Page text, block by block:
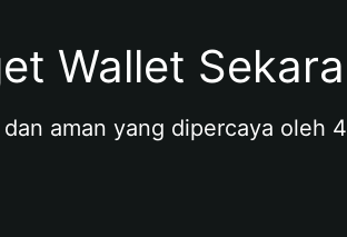
Wallet
aman yang dipercaya oleh